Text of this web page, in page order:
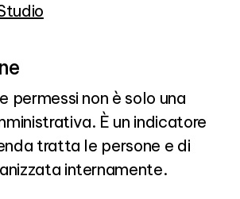
permessi non è solo una
È un indicatore
tratta le persone e di
internamente.